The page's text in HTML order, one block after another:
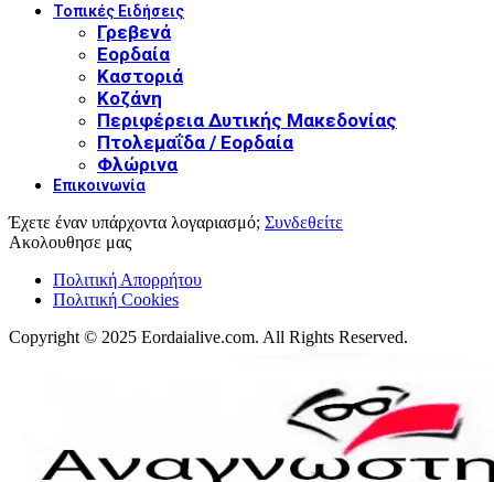
Τοπικές Ειδήσεις
Γρεβενά
Εορδαία
Καστοριά
Κοζάνη
Περιφέρεια Δυτικής Μακεδονίας
Πτολεμαΐδα / Εορδαία
Φλώρινα
Επικοινωνία
Έχετε έναν υπάρχοντα λογαριασμό; Συνδεθείτε
Ακολουθησε μας
Πολιτική Απορρήτου
Πολιτική Cookies
Copyright © 2025 Eordaialive.com. All Rights Reserved.